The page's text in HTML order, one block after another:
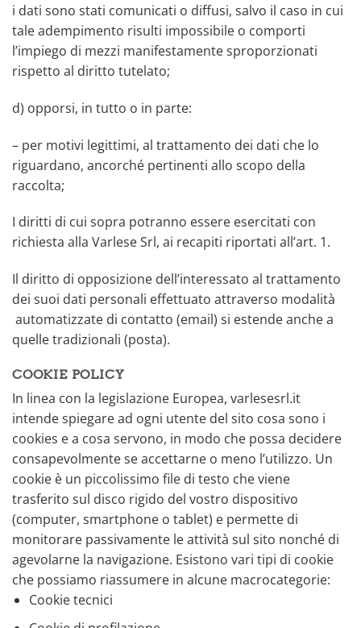
i dati sono stati comunicati o diffusi, salvo il caso in cui
tale adempimento risulti impossibile o comporti
l’impiego di mezzi manifestamente sproporzionati
rispetto al diritto tutelato;
d) opporsi, in tutto o in parte:
– per motivi legittimi, al trattamento dei dati che lo
riguardano, ancorché pertinenti allo scopo della
raccolta;
I diritti di cui sopra potranno essere esercitati con
richiesta alla Varlese Srl, ai recapiti riportati all’art. 1.
Il diritto di opposizione dell’interessato al trattamento
dei suoi dati personali effettuato attraverso modalità
automatizzate di contatto (email) si estende anche a
quelle tradizionali (posta).
COOKIE POLICY
In linea con la legislazione Europea, varlesesrl.it
intende spiegare ad ogni utente del sito cosa sono i
cookies e a cosa servono, in modo che possa decidere
consapevolmente se accettarne o meno l’utilizzo. Un
cookie è un piccolissimo file di testo che viene
trasferito sul disco rigido del vostro dispositivo
(computer, smartphone o tablet) e permette di
monitorare passivamente le attività sul sito nonché di
agevolarne la navigazione. Esistono vari tipi di cookie
che possiamo riassumere in alcune macrocategorie:
Cookie tecnici